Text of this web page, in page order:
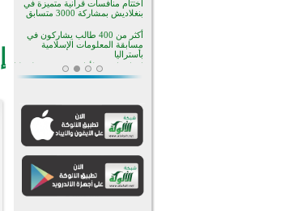
افتتاح تاريخي لأول مسجد في بلييفليا
بالجبل الأسود منذ أكثر من قرن
منطقة ريبوفسي تحتفل بميلاد
مسجد جديد في أجواء إيمانية مميزة
أكبر مشروع إسلامي في ريف
أستراليا يفتتح أبوابه بعد سنوات من
الصيفية للمسلمين في بينزا
وساراتوف وموردوفيا هذا العام
اختتام الدورة التاسعة لمسابقة حفظ
وتلاوة القرآن الكريم في أزناكاييف
تيسليتش تختتم برنامجا تعليميا لتعزيز
القيم وبناء الشخصية للشباب
المسلمين
اختتام منافسات قرآنية متميزة في